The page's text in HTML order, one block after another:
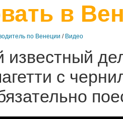
в
по Венеции / Видео
известный
с